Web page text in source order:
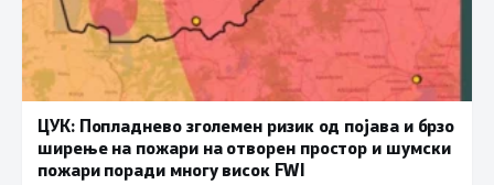
ЦУК: Попладнево зголемен ризик од појава и брзо
ширење на пожари на отворен простор и шумски
пожари поради многу висок FWI